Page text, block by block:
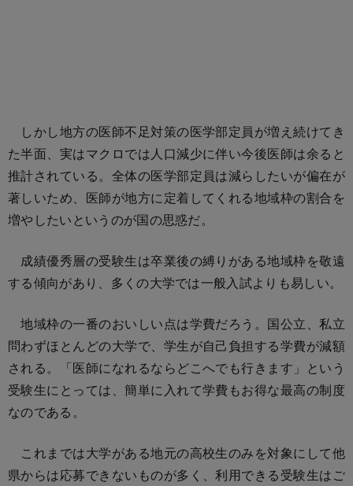
しかし地方の医師不足対策の医学部定員が増え続けてき
た半面、実はマクロでは人口減少に伴い今後医師は余ると
推計されている。全体の医学部定員は減らしたいが偏在が
著しいため、医師が地方に定着してくれる地域枠の割合を
増やしたいというのが国の思惑だ。
成績優秀層の受験生は卒業後の縛りがある地域枠を敬遠
する傾向があり、多くの大学では一般入試よりも易しい。
地域枠の一番のおいしい点は学費だろう。国公立、私立
問わずほとんどの大学で、学生が自己負担する学費が減額
される。「医師になれるならどこへでも行きます」という
受験生にとっては、簡単に入れて学費もお得な最高の制度
なのである。
これまでは大学がある地元の高校生のみを対象にして他
県からは応募できないものが多く、利用できる受験生はご